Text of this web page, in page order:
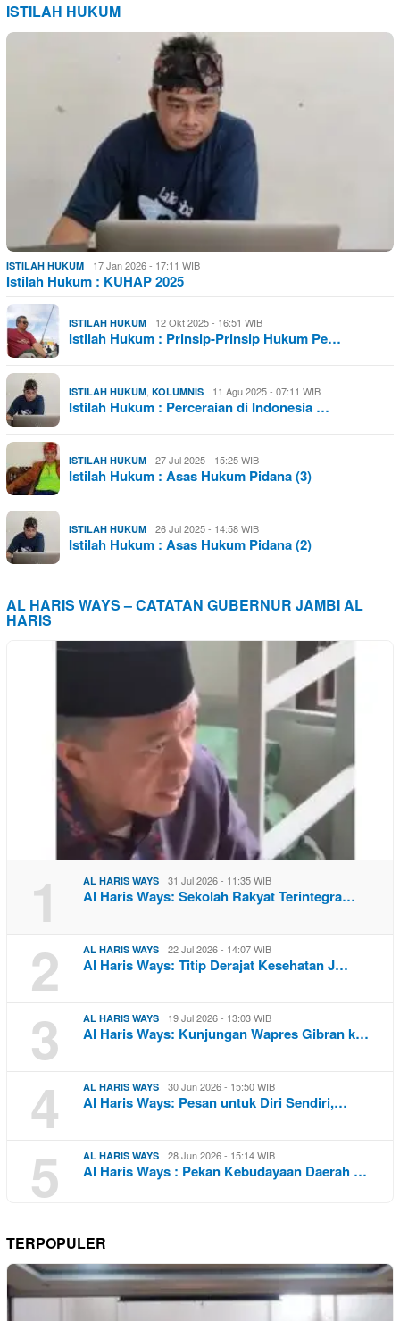
ISTILAH HUKUM
ISTILAH HUKUM 17 Jan 2026 - 17:11 WIB
Istilah Hukum : KUHAP 2025
ISTILAH HUKUM 12 Okt 2025 - 16:51 WIB
Istilah Hukum : Prinsip-Prinsip Hukum Pe…
ISTILAH HUKUM KOLUMNIS 11 Agu 2025 - 07:11 WIB
Istilah Hukum : Perceraian di Indonesia …
ISTILAH HUKUM 27 Jul 2025 - 15:25 WIB
Istilah Hukum : Asas Hukum Pidana (3)
ISTILAH HUKUM 26 Jul 2025 - 14:58 WIB
Istilah Hukum : Asas Hukum Pidana (2)
AL HARIS WAYS – CATATAN GUBERNUR JAMBI AL
HARIS
1 AL HARIS WAYS 31 Jul 2026 - 11:35 WIB
Al Haris Ways: Sekolah Rakyat Terintegra…
2 AL HARIS WAYS 22 Jul 2026 - 14:07 WIB
Al Haris Ways: Titip Derajat Kesehatan J…
3 AL HARIS WAYS 19 Jul 2026 - 13:03 WIB
Al Haris Ways: Kunjungan Wapres Gibran k…
4 AL HARIS WAYS 30 Jun 2026 - 15:50 WIB
Al Haris Ways: Pesan untuk Diri Sendiri,…
5 AL HARIS WAYS 28 Jun 2026 - 15:14 WIB
Al Haris Ways : Pekan Kebudayaan Daerah …
TERPOPULER